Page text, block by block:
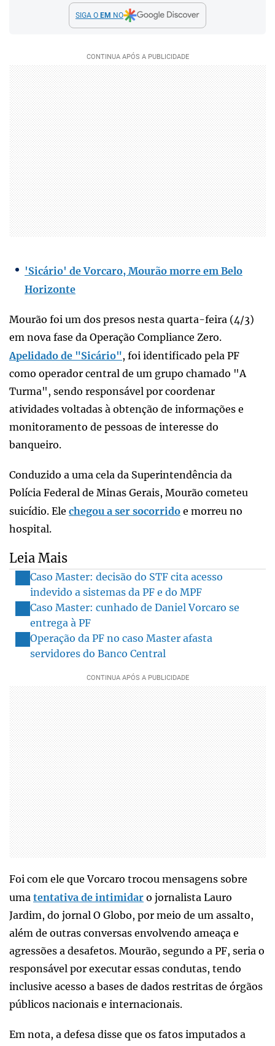
SIGA O EM NO
'Sicário' de Vorcaro, Mourão morre em Belo
Horizonte
Mourão foi um dos presos nesta quarta-feira (4/3)
em nova fase da Operação Compliance Zero.
Apelidado de "Sicário", foi identificado pela PF
como operador central de um grupo chamado "A
Turma", sendo responsável por coordenar
atividades voltadas à obtenção de informações e
monitoramento de pessoas de interesse do
banqueiro.
Conduzido a uma cela da Superintendência da
Polícia Federal de Minas Gerais, Mourão cometeu
suicídio. Ele chegou a ser socorrido e morreu no
hospital.
Leia Mais
Caso Master: decisão do STF cita acesso
indevido a sistemas da PF e do MPF
Caso Master: cunhado de Daniel Vorcaro se
entrega à PF
Operação da PF no caso Master afasta
servidores do Banco Central
Foi com ele que Vorcaro trocou mensagens sobre
uma tentativa de intimidar o jornalista Lauro
Jardim, do jornal O Globo, por meio de um assalto,
além de outras conversas envolvendo ameaça e
agressões a desafetos. Mourão, segundo a PF, seria o
responsável por executar essas condutas, tendo
inclusive acesso a bases de dados restritas de órgãos
públicos nacionais e internacionais.
Em nota, a defesa disse que os fatos imputados a